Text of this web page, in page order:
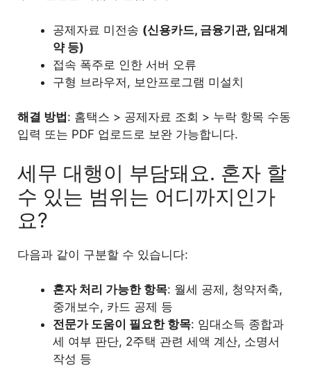
공제자료 미전송 (신용카드, 금융기관, 임대계
약 등)
접속 폭주로 인한 서버 오류
구형 브라우저, 보안프로그램 미설치
해결 방법 : 홈택스 > 공제자료 조회 > 누락 항목 수동
입력 또는 PDF 업로드로 보완 가능합니다.
세무 대행이 부담돼요. 혼자 할
수 있는 범위는 어디까지인가
요?
다음과 같이 구분할 수 있습니다:
혼자 처리 가능한 항목: 월세 공제, 청약저축,
중개보수, 카드 공제 등
전문가 도움이 필요한 항목: 임대소득 종합과
세 여부 판단, 2주택 관련 세액 계산, 소명서
작성 등